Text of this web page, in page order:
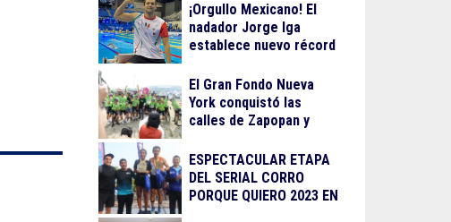
¡Orgullo Mexicano! El
nadador Jorge Iga
establece nuevo récord
El Gran Fondo Nueva
York conquistó las
calles de Zapopan y
ESPECTACULAR ETAPA
DEL SERIAL CORRO
PORQUE QUIERO 2023 EN